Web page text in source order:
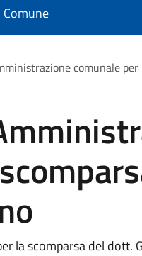
comunale
la scomparsa del dott.